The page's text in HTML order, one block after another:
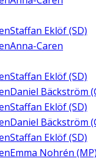
Staffan Eklöf (SD)
Anna-Caren
Staffan Eklöf (SD)
Daniel Bäckström
Staffan Eklöf (SD)
Daniel Bäckström
Staffan Eklöf (SD)
Emma Nohrén